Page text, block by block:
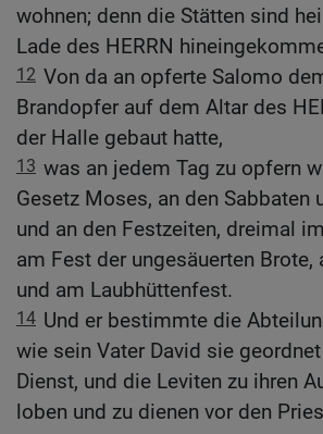
wohnen; denn die Stätten sind
Lade des HERRN
12 Von da an opferte Salomo
Brandopfer auf dem Altar des
der Halle gebaut hatte,
13 was an jedem Tag zu opfern
Gesetz Moses, an den Sabbaten
und an den Festzeiten, dreimal
am Fest der ungesäuerten
und am Laubhüttenfest.
14 Und er bestimmte die
wie sein Vater David sie
Dienst, und die Leviten zu ihren
loben und zu dienen vor den